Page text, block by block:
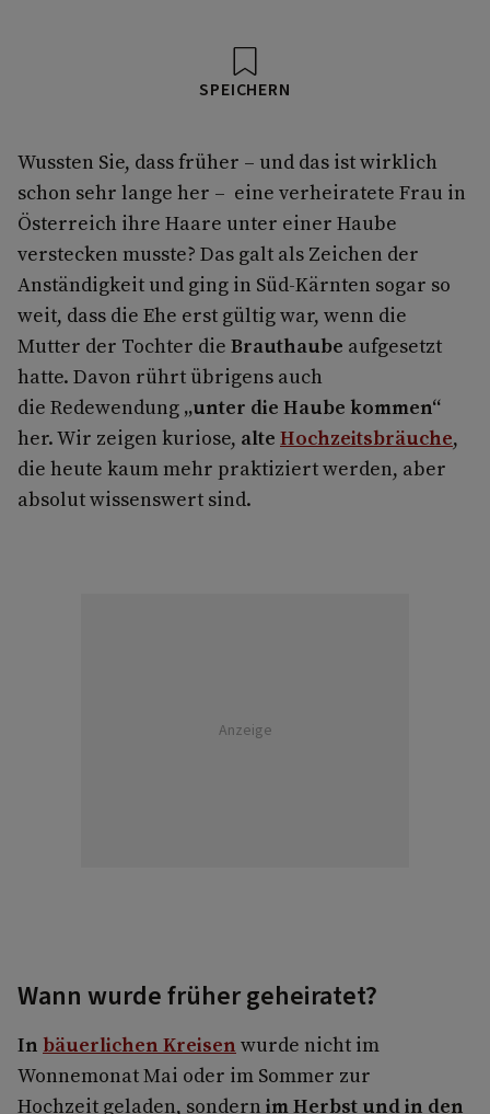
SPEICHERN
Wussten Sie, dass früher – und das ist wirklich
schon sehr lange her – eine verheiratete Frau in
Österreich ihre Haare unter einer Haube
verstecken musste? Das galt als Zeichen der
Anständigkeit und ging in Süd-Kärnten sogar so
weit, dass die Ehe erst gültig war, wenn die
Mutter der Tochter die Brauthaube aufgesetzt
hatte. Davon rührt übrigens auch
die Redewendung „unter die Haube kommen“
her. Wir zeigen kuriose, alte Hochzeitsbräuche,
die heute kaum mehr praktiziert werden, aber
absolut wissenswert sind.
Anzeige
Wann wurde früher geheiratet?
In bäuerlichen Kreisen wurde nicht im
Wonnemonat Mai oder im Sommer zur
Hochzeit geladen, sondern im Herbst und in den